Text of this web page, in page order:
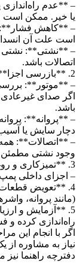
– **عدم
یا خیر. ممکن است
– **کاهش فشار**:
است علت آن
– **نشتی**: نشتی
اتصالات باشد.
2. **بازرسی اجزا**:
– **موتور**:
اگر صدای غیرعادی
باشد.
– **پروانه**:
دچار سایش یا
– **اتصالات**: همه
وجود نشتی مطمئن
3. **تمیزکاری و روغن‌کاری**:
– اجزای داخلی
4. **تعویض
(مانند پروانه،
5. **آزمایش و
راه‌اندازی کرده و
اگر با انجام این
نیاز به مشاوره
دفترچه راهنما نیز